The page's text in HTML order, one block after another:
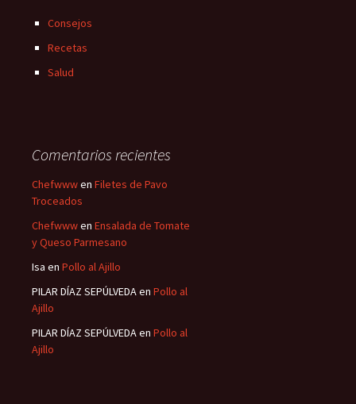
Consejos
Recetas
Salud
Comentarios recientes
Chefwwwen Filetes de Pavo
Troceados
Chefwwwen Ensalada de Tomate
y Queso Parmesano
Isa en Pollo al Ajillo
PILAR DÍAZ SEPÚLVEDAen Pollo al
Ajillo
PILAR DÍAZ SEPÚLVEDAen Pollo al
Ajillo